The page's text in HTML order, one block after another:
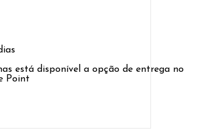
está disponível a opção de entrega no
Point